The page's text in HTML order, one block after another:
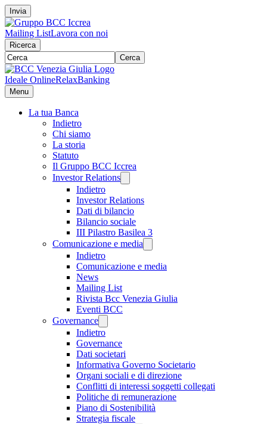
Invia
Mailing ListLavora con noi
Ricerca
Cerca
Ideale OnlineRelaxBanking
Menu
La tua Banca
Indietro
Chi siamo
La storia
Statuto
Il Gruppo BCC Iccrea
Investor Relations
Indietro
Investor Relations
Dati di bilancio
Bilancio sociale
III Pilastro Basilea 3
Comunicazione e media
Indietro
Comunicazione e media
News
Mailing List
Rivista Bcc Venezia Giulia
Eventi BCC
Governance
Indietro
Governance
Dati societari
Informativa Governo Societario
Organi sociali e di direzione
Conflitti di interessi soggetti collegati
Politiche di remunerazione
Piano di Sostenibilità
Strategia fiscale